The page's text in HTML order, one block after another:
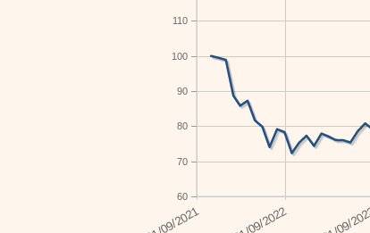
60
70
80
90
100
110